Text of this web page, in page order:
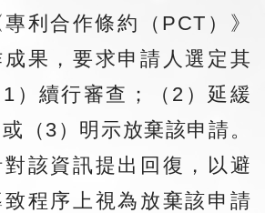
利合作條約（PCT）》
果，要求申請人選定其
）續行審查；（2）延緩
（3）明示放棄該申請。
該資訊提出回復，以避
程序上視為放棄該申請